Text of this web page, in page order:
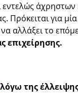
για
αλλάξει το
επιχείρησης.
λόγω της